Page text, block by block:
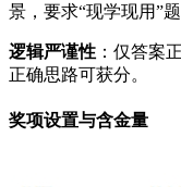
景，要求“现学现用”
逻辑严谨性 ：仅答案
正确思路可获分。
奖项设置与含金量